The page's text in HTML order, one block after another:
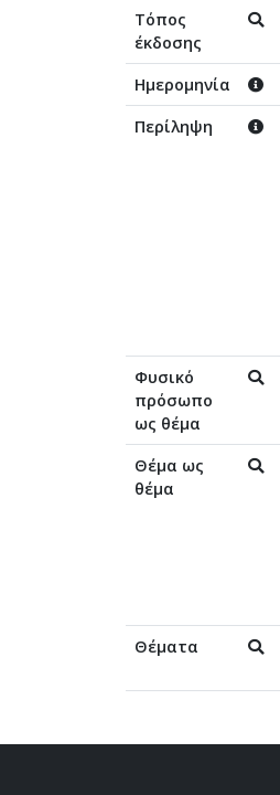
Τόπος
έκδοσης
Ημερομηνία
Περίληψη
Φυσικό
πρόσωπο
ως θέμα
Θέμα ως
θέμα
Θέματα